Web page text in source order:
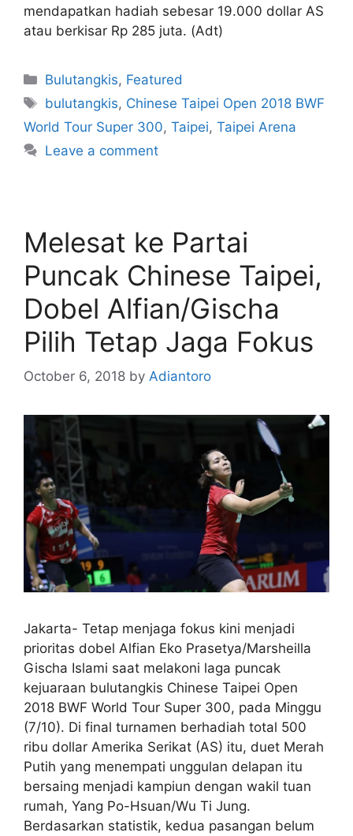
mendapatkan hadiah sebesar 19.000 dollar AS
atau berkisar Rp 285 juta. (Adt)
Bulutangkis, Featured
bulutangkis, Chinese Taipei Open 2018 BWF
World Tour Super 300, Taipei, Taipei Arena
Leave a comment
Melesat ke Partai
Puncak Chinese Taipei,
Dobel Alfian/Gischa
Pilih Tetap Jaga Fokus
October 6, 2018 by Adiantoro
Jakarta- Tetap menjaga fokus kini menjadi
prioritas dobel Alfian Eko Prasetya/Marsheilla
Gischa Islami saat melakoni laga puncak
kejuaraan bulutangkis Chinese Taipei Open
2018 BWF World Tour Super 300, pada Minggu
(7/10). Di final turnamen berhadiah total 500
ribu dollar Amerika Serikat (AS) itu, duet Merah
Putih yang menempati unggulan delapan itu
bersaing menjadi kampiun dengan wakil tuan
rumah, Yang Po-Hsuan/Wu Ti Jung.
Berdasarkan statistik, kedua pasangan belum